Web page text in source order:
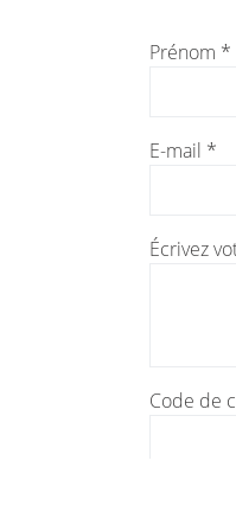
Prénom *
E-mail *
Écrivez
Code de